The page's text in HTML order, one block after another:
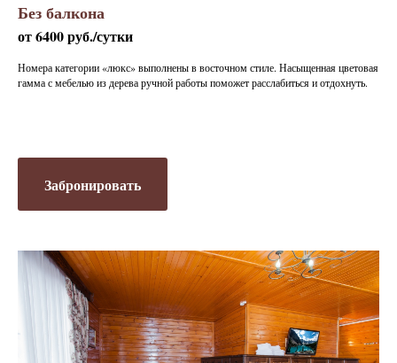
Без балкона
от 6400 руб./сутки
Номера категории «люкс» выполнены в восточном стиле. Насыщенная цветовая
гамма с мебелью из дерева ручной работы поможет расслабиться и отдохнуть.
Забронировать